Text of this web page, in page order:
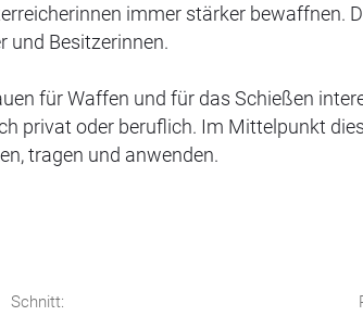
immer stärker bewaffnen.
und Besitzerinnen.
für Waffen und für das Schießen
privat oder beruflich. Im Mittelpunkt
tragen und anwenden.
Schnitt: